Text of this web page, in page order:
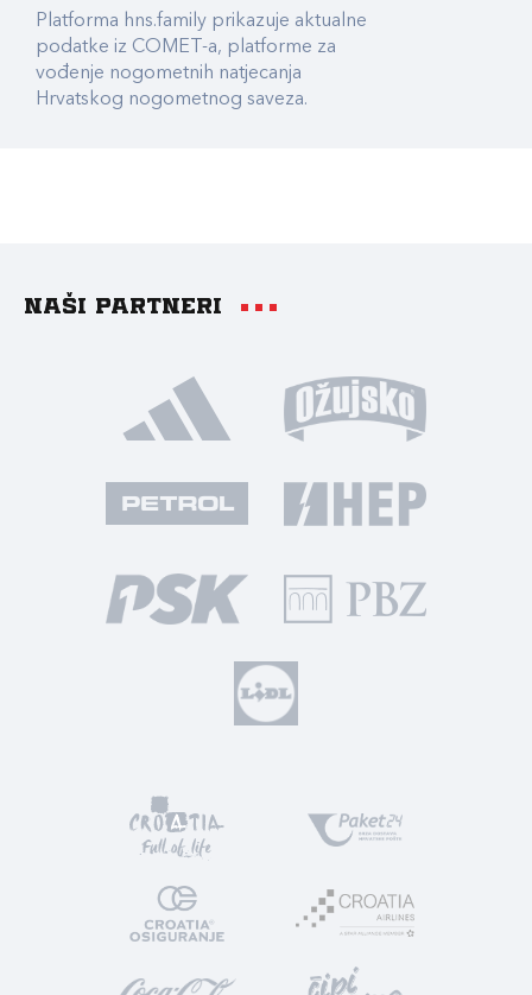
Platforma hns.family prikazuje aktualne
podatke iz COMET-a, platforme za
vođenje nogometnih natjecanja
Hrvatskog nogometnog saveza.
Naši partneri